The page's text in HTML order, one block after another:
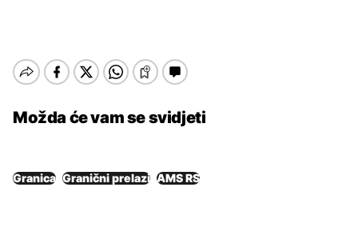
Možda će vam se svidjeti
Granica Granični prelazi AMS RS